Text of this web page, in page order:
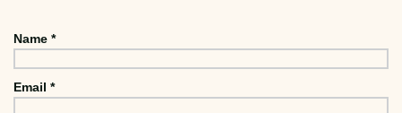
Name *
Email *